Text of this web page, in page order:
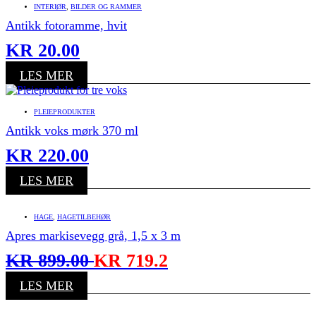
INTERIØR BILDER OG RAMMER
Antikk fotoramme, hvit
KR 20.00
LES MER
PLEIEPRODUKTER
Antikk voks mørk 370 ml
KR 220.00
LES MER
HAGE HAGETILBEHØR
Apres markisevegg grå, 1,5 x 3 m
KR899.00KR 719.2
LES MER